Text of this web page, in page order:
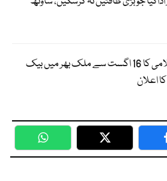
جماعت اسلامی کا 16 اگست سے ملک بھر میں بیک
اعلان
WhatsApp Twitter